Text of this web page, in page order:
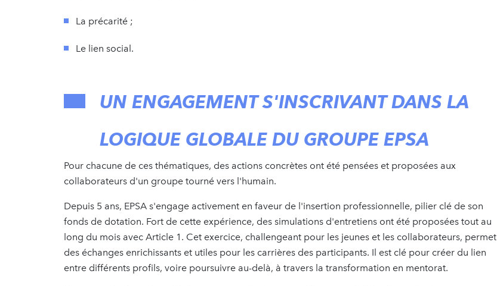
La précarité ;
Le lien social.
UN ENGAGEMENT S'INSCRIVANT DANS LA
LOGIQUE GLOBALE DU GROUPE EPSA
Pour chacune de ces thématiques, des actions concrètes ont été pensées et proposées aux
collaborateurs d'un groupe tourné vers l'humain.
Depuis 5 ans, EPSA s'engage activement en faveur de l'insertion professionnelle, pilier clé de son
fonds de dotation. Fort de cette expérience, des simulations d'entretiens ont été proposées tout au
long du mois avec Article 1. Cet exercice, challengeant pour les jeunes et les collaborateurs, permet
des échanges enrichissants et utiles pour les carrières des participants. Il est clé pour créer du lien
entre différents profils, voire poursuivre au-delà, à travers la transformation en mentorat.